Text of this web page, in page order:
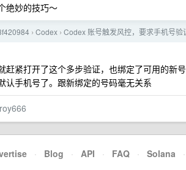
绝妙的技巧～
› Codex › Codex 账号触发风控，要求手机号
赶紧打开了这个多步验证，也绑定了可用的新
认手机号了。跟新绑定的号码毫无关系
· Blog · API · FAQ · Solana ·